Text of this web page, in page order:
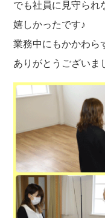
でも社員に見守られ
嬉しかったです♪
業務中にもかかわら
ありがとうございま